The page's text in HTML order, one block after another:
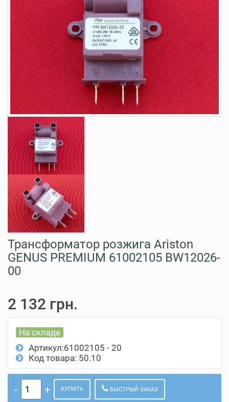
Трансформатор розжига Ariston
GENUS PREMIUM 61002105 BW12026-
00
2 132 грн.
На складе
Артикул:61002105 - 20
Код товара: 50.10
КУПИТЬ БЫСТРЫЙ ЗАКАЗ